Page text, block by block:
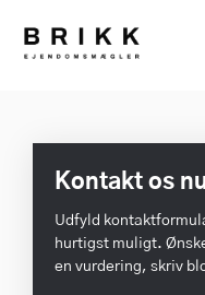
Kontakt os
Udfyld
hurtigst muligt.
en vurdering, skriv